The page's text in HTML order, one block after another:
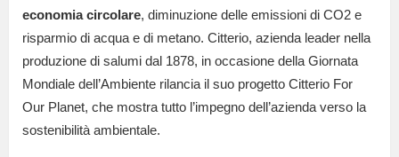
economia circolare, diminuzione delle emissioni di CO2 e
risparmio di acqua e di metano. Citterio, azienda leader nella
produzione di salumi dal 1878, in occasione della Giornata
Mondiale dell’Ambiente rilancia il suo progetto Citterio For
Our Planet, che mostra tutto l’impegno dell’azienda verso la
sostenibilità ambientale.